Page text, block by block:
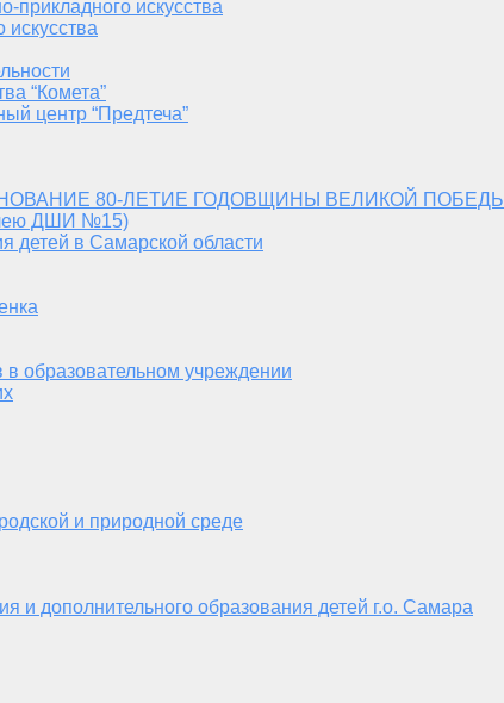
прикладного искусства
“Комета”
центр “Предтеча”
80-ЛЕТИЕ ГОДОВЩИНЫ ВЕЛИКОЙ ПОБЕДЫ
ДШИ №15)
детей в Самарской области
образовательном учреждении
и природной среде
и дополнительного образования детей г.о. Самара